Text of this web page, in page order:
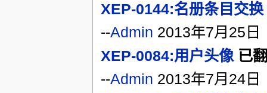
XEP-0144:名册条目交换
--Admin 2013年7月25日
XEP-0084:用户头像已
--Admin 2013年7月24日